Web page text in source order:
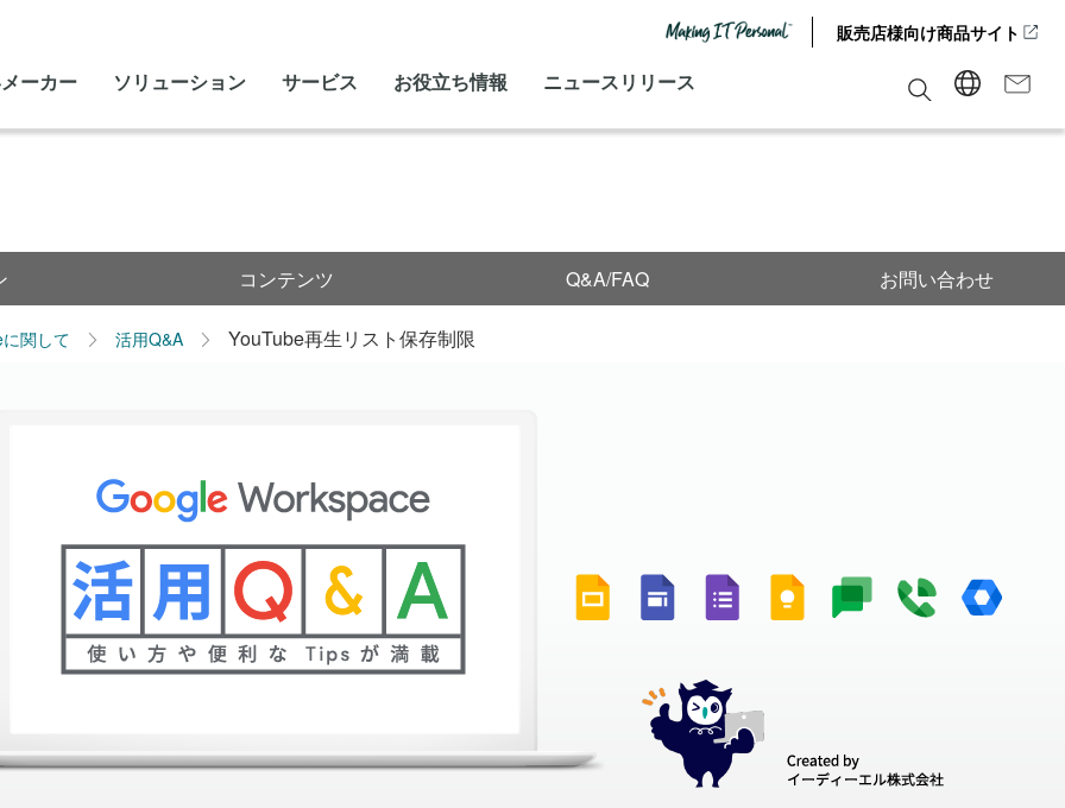
販売店様向け商品サイト
ーカー ソリューション サービス お役立ち情報 ニュースリリース
コンテンツ Q&A/FAQ お問い合わせ
関して 活用Q&A YouTube再生リスト保存制限